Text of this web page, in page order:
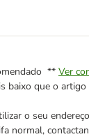
** Ver
baixo que o
o seu
normal,